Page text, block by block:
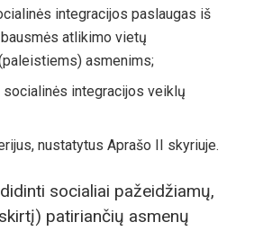
integracijos paslaugas iš
atlikimo vietų
asmenims;
integracijos veiklų
nustatytus Aprašo II skyriuje.
socialiai pažeidžiamų,
patiriančių asmenų